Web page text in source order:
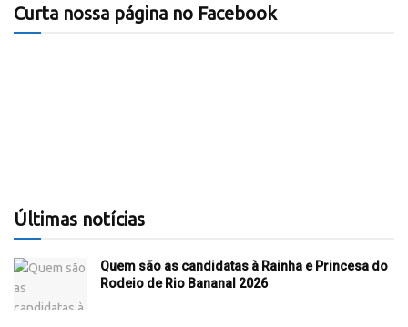
Curta nossa página no Facebook
Últimas notícias
Quem são as candidatas à Rainha e Princesa do
Rodeio de Rio Bananal 2026